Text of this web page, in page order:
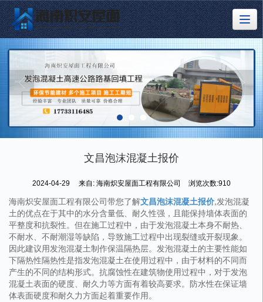
文昌泡沫混凝土报价
2024-04-29 来自: 海南炽安屋面工程有限公司 浏览次数:910
海南炽安屋面工程有限公司带您了解文昌泡沫混凝土报价,发泡混凝
土的优点在于其中的水分含量低、耐久性强，且能保持墙体表面的
平整度和抗裂性。但在施工过程中，由于发泡混凝土本身不耐热、
不耐水、不耐潮湿等缺陷，导致施工过程中出现裂缝或开裂现象。
因此建议用发泡混凝土制作保温隔热层。发泡混凝土的主要性能如
下隔热性隔热性是指发泡混凝土在使用过程中，由于材料的不同而
产生的不同的结构形式。抗腐蚀性在建筑物使用过程中，对于发泡
混凝土表面的硬度、耐久力等方面有着较高要求。防水性在保证墙
体表面硬度和耐久力方面起着重要作用。